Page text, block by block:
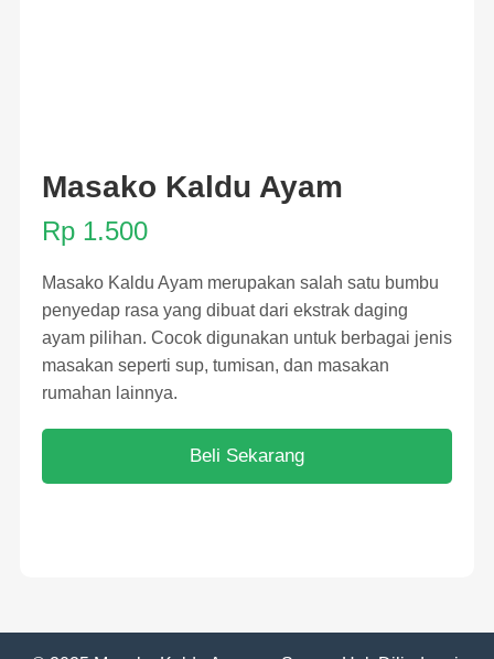
Masako Kaldu Ayam
Rp 1.500
Masako Kaldu Ayam merupakan salah satu bumbu
penyedap rasa yang dibuat dari ekstrak daging
ayam pilihan. Cocok digunakan untuk berbagai jenis
masakan seperti sup, tumisan, dan masakan
rumahan lainnya.
Beli Sekarang